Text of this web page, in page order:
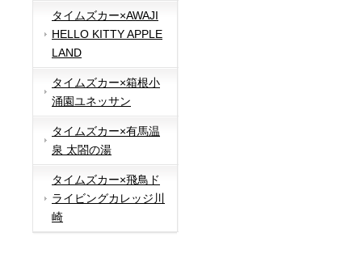
タイムズカー×AWAJI
HELLO KITTY APPLE
LAND
タイムズカー×箱根小
涌園ユネッサン
タイムズカー×有馬温
泉 太閤の湯
タイムズカー×飛鳥ド
ライビングカレッジ川
崎